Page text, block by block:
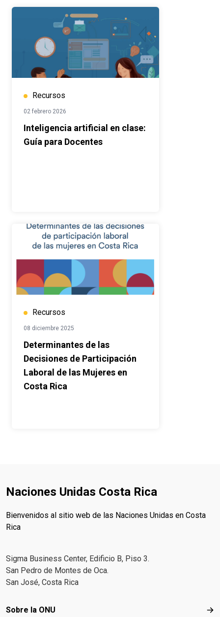
Recursos
02 febrero 2026
Inteligencia artificial en clase:
Guía para Docentes
Recursos
08 diciembre 2025
Determinantes de las
Decisiones de Participación
Laboral de las Mujeres en
Costa Rica
Naciones Unidas Costa Rica
Bienvenidos al sitio web de las Naciones Unidas en Costa
Rica
Sigma Business Center, Edificio B, Piso 3.
San Pedro de Montes de Oca.
San José, Costa Rica
Footer menu
Sobre la ONU